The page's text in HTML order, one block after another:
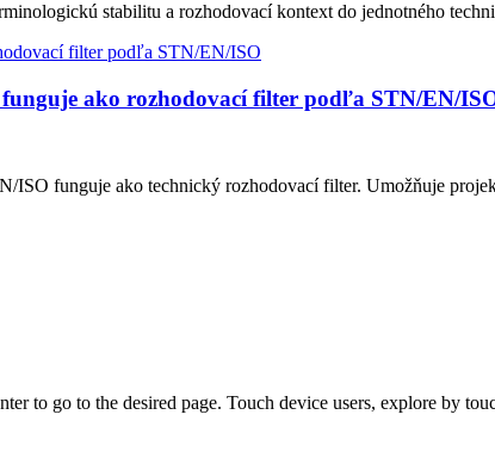
stabilitu a rozhodovací kontext do jednotného
ako rozhodovací filter podľa STN/EN/
ISO funguje ako technický rozhodovací filter. Umožňuje
to go to the desired page. Touch device users, explore by